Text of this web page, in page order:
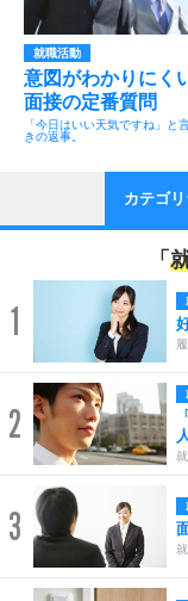
就職活動
意図がわかりにく
面接の定番質問
「今日はいい天気ですね」と
きの返事。
カテゴ
「
1
2
3